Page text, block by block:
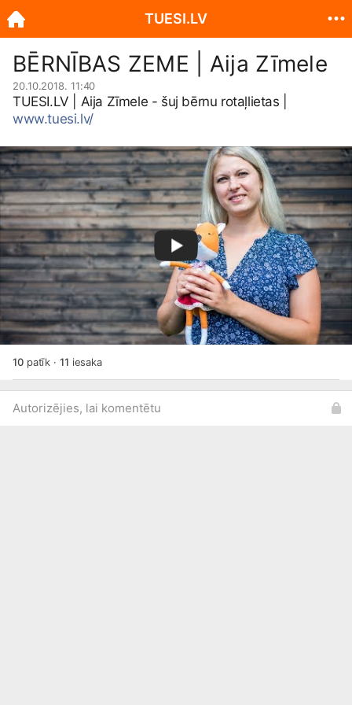
BĒRNĪBAS ZEME | Aija Zīmele
20.10.2018. 11:40
TUESI.LV | Aija Zīmele - šuj bērnu rotaļlietas |
www.tuesi.lv/
10patīk · 11 iesaka
Autorizējies, lai komentētu
TUESI.LV